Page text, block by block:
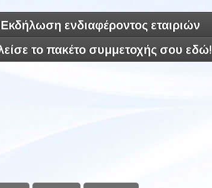
Εκδήλωση ενδιαφέροντος εταιριών
το πακέτο συμμετοχής σου εδώ!